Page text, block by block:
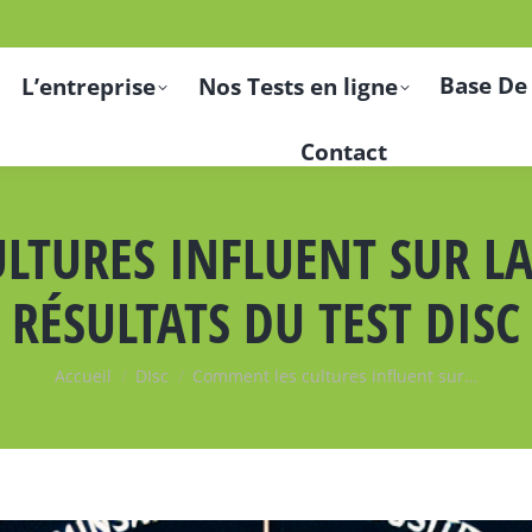
L’entreprise Nos Tests en ligne Base
Contact
INFLUENT SUR
RÉSULTATS DU TEST DISC
Vous êtes ici :
Accueil DIsc Comment les cultures influent sur…